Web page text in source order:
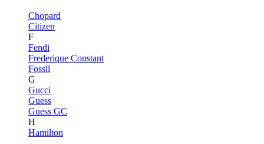
Chopard
Citizen
F
Fendi
Frederique Constant
Fossil
G
Gucci
Guess
Guess GC
H
Hamilton